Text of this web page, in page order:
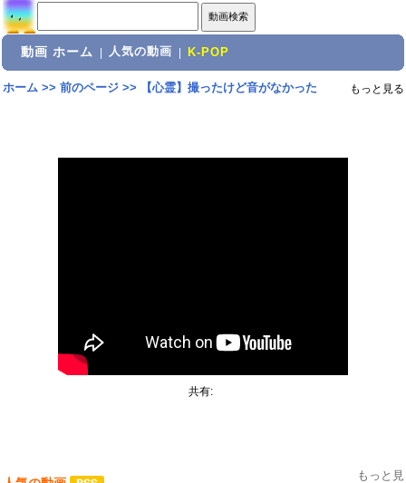
動画 ホーム 人気の動画 K-POP
ホーム>> 前のページ>> 【心霊】撮ったけど音がなかった もっと見る
共有:
もっと見